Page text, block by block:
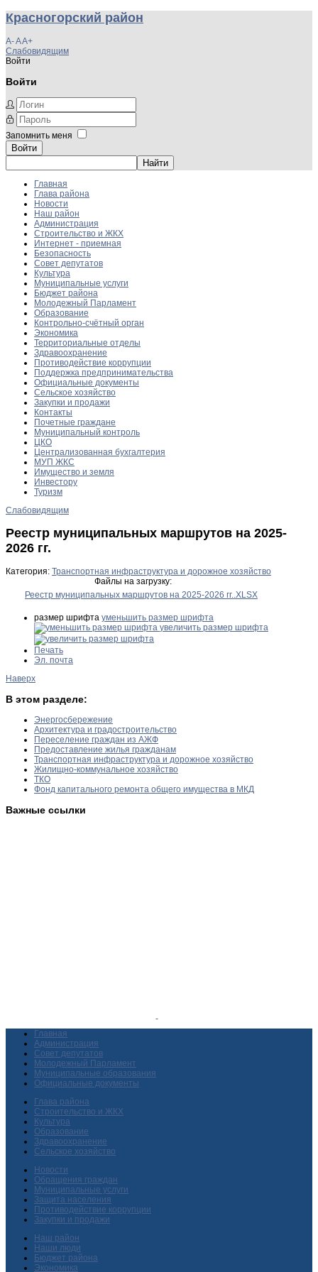
Красногорский район
A-AA+
Слабовидящим
Войти
Войти
Запомнить меня
Войти
Главная
Глава района
Новости
Наш район
Администрация
Строительство и ЖКХ
Интернет - приемная
Безопасность
Совет депутатов
Культура
Муниципальные услуги
Бюджет района
Молодежный Парламент
Образование
Контрольно-счётный орган
Экономика
Территориальные отделы
Здравоохранение
Противодействие коррупции
Поддержка предпринимательства
Официальные документы
Сельское хозяйство
Закупки и продажи
Контакты
Почетные граждане
Муниципальный контроль
ЦКО
Централизованная бухгалтерия
МУП ЖКС
Имущество и земля
Инвестору
Туризм
Слабовидящим
Реестр муниципальных маршрутов на 2025-
2026 гг.
Категория: Транспортная инфраструктура и дорожное хозяйство
Файлы на загрузку:
Реестр муниципальных маршрутов на 2025-2026 гг..XLSX
размер шрифта уменьшить размер шрифта
увеличить размер шрифта
Печать
Эл. почта
Наверх
В этом разделе:
Энергосбережение
Архитектура и градостроительство
Переселение граждан из АЖФ
Предоставление жилья гражданам
Транспортная инфраструктура и дорожное хозяйство
Жилищно-коммунальное хозяйство
ТКО
Фонд капитального ремонта общего имущества в МКД
Важные ссылки
Главная
Администрация
Совет депутатов
Молодежный Парламент
Муниципальные образования
Официальные документы
Глава района
Строительство и ЖКХ
Культура
Образование
Здравоохранение
Сельское хозяйство
Новости
Обращения граждан
Муниципальные услуги
Защита населения
Противодействие коррупции
Закупки и продажи
Наш район
Наши люди
Бюджет района
Экономика